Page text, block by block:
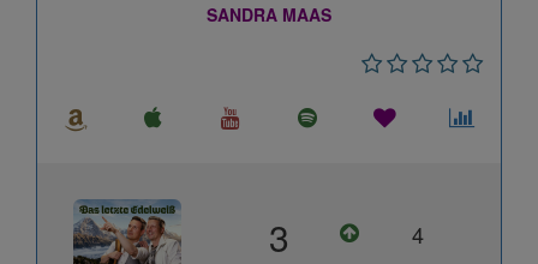
SANDRA MAAS
3 4